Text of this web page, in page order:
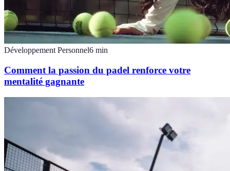
Développement Personnel6 min
Comment la passion du padel renforce votre
mentalité gagnante